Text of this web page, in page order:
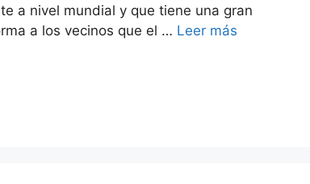
a nivel mundial y que tiene una gran
a los vecinos que el … Leer más